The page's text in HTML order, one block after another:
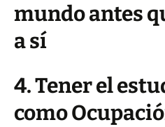
mundo antes
a sí
4. Tener el
como